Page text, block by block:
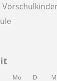
Mo Di Mi